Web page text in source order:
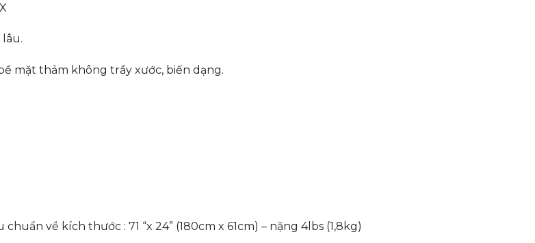
mặt thảm không trầy xước, biến dạng.
về kích thước : 71 “x 24” (180cm x 61cm) – nặng 4lbs (1,8kg)